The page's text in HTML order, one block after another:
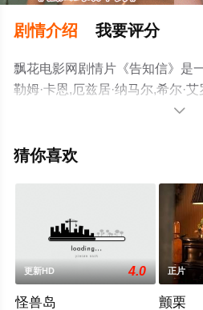
剧情介绍 我要评分
飘花电影网剧情片《告知信》是
勒姆·卡恩,厄兹居·纳马尔,希尔·
等明星演员精彩演绎的德国,法国,
息可移步至豆瓣电影、电视猫或

猜你喜欢
更新HD 4.0
怪兽岛
正片
颤栗